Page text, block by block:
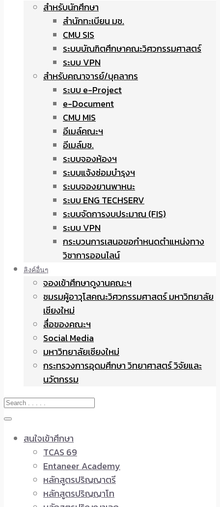
สำหรับนักศึกษา
สำนักทะเบียน มช.
CMU SIS
ระบบบัณฑิตศึกษาคณะวิศวกรรมศาสตร์
ระบบ VPN
สำหรับคณาจารย์/บุคลากร
ระบบ e-Project
e-Document
CMU MIS
อีเมล์คณะฯ
อีเมล์มช.
ระบบจองห้องฯ
ระบบแจ้งซ่อมบำรุงฯ
ระบบจองยานพาหนะ
ระบบ ENG TECHSERV
ระบบจัดการงบประมาณ (FIS)
ระบบ VPN
กระบวนการเสนอขอกำหนดตำแหน่งทาง
วิชาการออนไลน์
ลิงค์อื่นๆ
จองเข้าศึกษาดูงานคณะฯ
ชมรมผู้อาวุโสคณะวิศวกรรมศาสตร์ มหาวิทยาลัย
เชียงใหม่
สื่อของคณะฯ
Social Media
มหาวิทยาลัยเชียงใหม่
กระทรวงการอุดมศึกษา วิทยาศาสตร์ วิจัยและ
นวัตกรรม
สนใจเข้าศึกษา
TCAS 69
Entaneer Academy
หลักสูตรปริญญาตรี
หลักสูตรปริญญาโท